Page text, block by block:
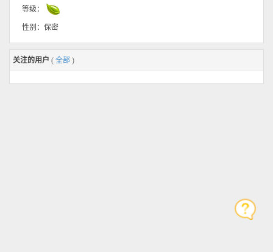
等级：
性别：保密
关注的用户 ( 全部 )